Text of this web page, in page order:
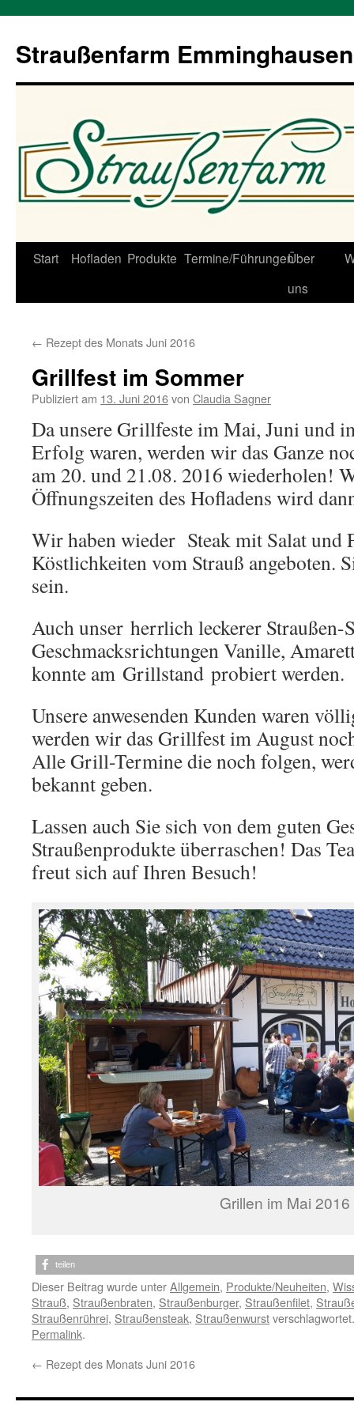
Straußenfarm Emminghausen
Zum
Start Hofladen Produkte Termine/FührungenÜber
uns
← Rezept des Monats Juni 2016
Grillfest im Sommer
Publiziert am 13. Juni 2016von Claudia Sagner
Da unsere Grillfeste im Mai, Juni und
Erfolg waren, werden wir das Ganze
am 20. und 21.08. 2016 wiederholen!
Öffnungszeiten des Hofladens wird
Wir haben wieder Steak mit Salat und
Köstlichkeiten vom Strauß angeboten.
sein.
Auch unser herrlich leckerer
Geschmacksrichtungen Vanille,
konnte am Grillstand probiert werden.
Unsere anwesenden Kunden waren
werden wir das Grillfest im August
Alle Grill-Termine die noch folgen,
bekannt geben.
Lassen auch Sie sich von dem guten
Straußenprodukte überraschen! Das
freut sich auf Ihren Besuch!
Grillen im Mai 2016
teilen
Dieser Beitrag wurde unterAllgemein, Produkte/Neuheiten,
Strauß, Straußenbraten, Straußenburger, Straußenfilet,
Straußenrührei, Straußensteak, Straußenwurst
Permalink.
← Rezept des Monats Juni 2016